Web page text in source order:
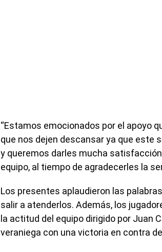
“Estamos emocionados por el apoyo
que nos dejen descansar ya que este
y queremos darles mucha
equipo, al tiempo de agradecerles la
Los presentes aplaudieron las
salir a atenderlos. Además, los
la actitud del equipo dirigido por Juan
veraniega con una victoria en contra